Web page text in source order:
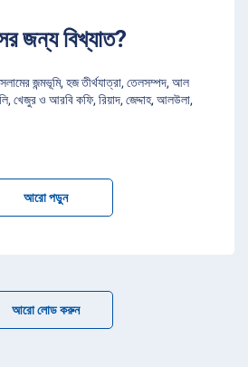
জন্য বিখ্যাত?
জন্মভূমি, হজ তীর্থযাত্রা, তেলসম্পদ, আল
খেজুর ও আরবি কফি, রিয়াদ, জেদ্দাহ, আলউলা,
আরো পড়ুন
আরো লোড করুন